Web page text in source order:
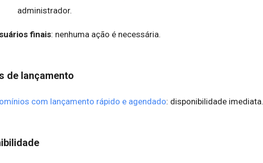
administrador.
finais: nenhuma ação é necessária.
de lançamento
com lançamento rápido e agendado: disponibilidade imediata.